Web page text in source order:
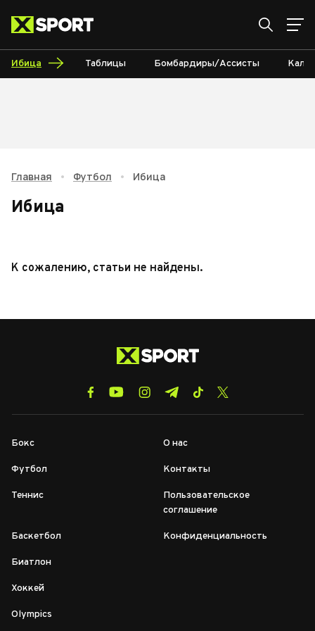
Ибица Таблицы Бомбардиры/Ассисты
Главная • Футбол • Ибица
Ибица
К сожалению, статьи не найдены.
Бокс
Футбол
Теннис
Баскетбол
Биатлон
Хоккей
Olympics
О нас
Контакты
Пользовательское
соглашение
Конфиденциальность